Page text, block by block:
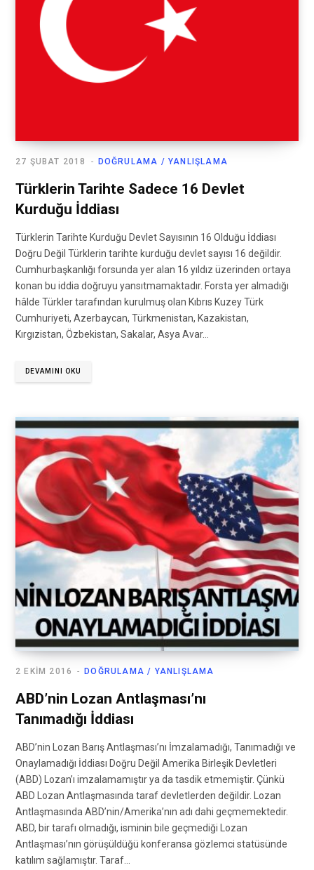
DOĞRULAMA / YANLIŞLAMA
27 ŞUBAT 2018
Türklerin Tarihte Sadece 16 Devlet
Kurduğu İddiası
Türklerin Tarihte Kurduğu Devlet Sayısının 16 Olduğu İddiası
Doğru Değil Türklerin tarihte kurduğu devlet sayısı 16 değildir.
Cumhurbaşkanlığı forsunda yer alan 16 yıldız üzerinden ortaya
konan bu iddia doğruyu yansıtmamaktadır. Forsta yer almadığı
hâlde Türkler tarafından kurulmuş olan Kıbrıs Kuzey Türk
Cumhuriyeti, Azerbaycan, Türkmenistan, Kazakistan,
Kırgızistan, Özbekistan, Sakalar, Asya Avar…
DEVAMINI OKU
DOĞRULAMA / YANLIŞLAMA
2 EKIM 2016
ABD’nin Lozan Antlaşması’nı
Tanımadığı İddiası
ABD’nin Lozan Barış Antlaşması’nı İmzalamadığı, Tanımadığı ve
Onaylamadığı İddiası Doğru Değil Amerika Birleşik Devletleri
(ABD) Lozan’ı imzalamamıştır ya da tasdik etmemiştir. Çünkü
ABD Lozan Antlaşmasında taraf devletlerden değildir. Lozan
Antlaşmasında ABD’nin/Amerika’nın adı dahi geçmemektedir.
ABD, bir tarafı olmadığı, isminin bile geçmediği Lozan
Antlaşması’nın görüşüldüğü konferansa gözlemci statüsünde
katılım sağlamıştır. Taraf…